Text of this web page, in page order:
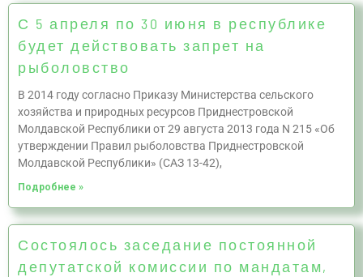
С 5 апреля по 30 июня в республике
будет действовать запрет на
рыболовство
В 2014 году согласно Приказу Министерства сельского
хозяйства и природных ресурсов Приднестровской
Молдавской Республики от 29 августа 2013 года N 215 «Об
утверждении Правил рыболовства Приднестровской
Молдавской Республики» (САЗ 13-42),
Подробнее »
Состоялось заседание постоянной
депутатской комиссии по мандатам,